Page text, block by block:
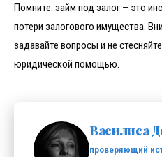
Помните: займ под залог — это
потери залогового имущества.
задавайте вопросы и не
юридической помощью.
Василиса
проверяющий